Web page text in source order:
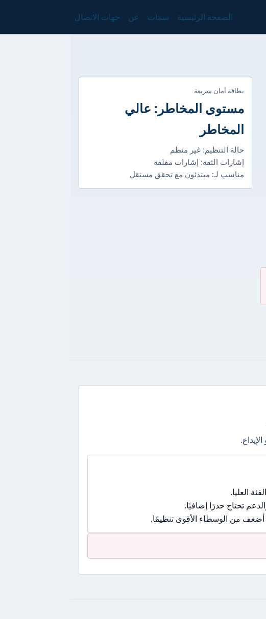
الصفحة الرئيسية سمات عن جهات الاتصال
بطاقة أمان سريعة
مستوى المخاطر: عالي
المخاطر
حالة التنظيم: غير منظم
إشارات الثقة: إشارات مقلقة
مناسب لـ: مبتدئون مع تحقق مستقل
العليا.
تحتاج حذرًا إضافيًا.
أضعف من الوسطاء الأقوى تنظيمًا.